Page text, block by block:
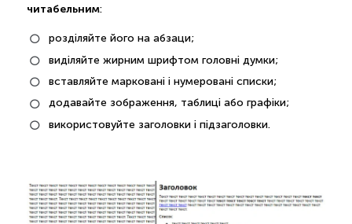
читабельним:
розділяйте його на абзаци;
виділяйте жирним шрифтом головні думки;
вставляйте марковані і нумеровані списки;
додавайте зображення, таблиці або графіки;
використовуйте заголовки і підзаголовки.